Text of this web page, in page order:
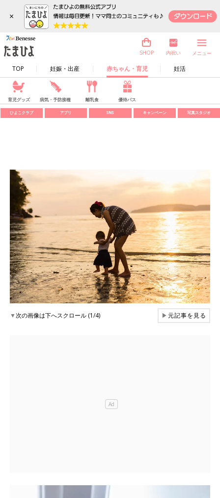
×
TOP 妊娠・出産 赤ちゃん・育児 妊活
SHOP 内祝い メニュー
育児グッズ 病気・予防接種 離乳食 優待パス
ひよこクラブ アプリ SNS キャンペーン 写真スタジオ
▼次の画像は下へスクロール (1/4) ▶元記事を見る